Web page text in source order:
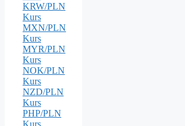
KRW/PLN
Kurs
MXN/PLN
Kurs
MYR/PLN
Kurs
NOK/PLN
Kurs
NZD/PLN
Kurs
PHP/PLN